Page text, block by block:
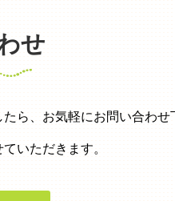
せ
ら、お気軽にお問い合わせ
いただきます。